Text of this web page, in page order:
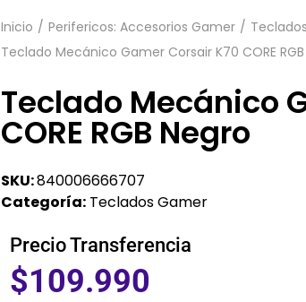
Inicio / Perifericos: Accesorios Gamer /
Teclado Mecánico Gamer Corsair K70 CORE
Teclado Mecánico
CORE RGB Negro
SKU:840006666707
Categoría: Teclados Gamer
Precio Transferencia
$109.990